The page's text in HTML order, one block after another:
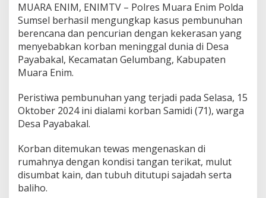
i
m
U
n
p
K
s
P
e
MUARA ENIM, ENIMTV – Polres Muara Enim Polda
Sumsel berhasil mengungkap kasus pembunuhan
berencana dan pencurian dengan kekerasan yang
menyebabkan korban meninggal dunia di Desa
Payabakal, Kecamatan Gelumbang, Kabupaten
Muara Enim.
Peristiwa pembunuhan yang terjadi pada Selasa, 15
Oktober 2024 ini dialami korban Samidi (71), warga
Desa Payabakal.
Korban ditemukan tewas mengenaskan di
rumahnya dengan kondisi tangan terikat, mulut
disumbat kain, dan tubuh ditutupi sajadah serta
baliho.